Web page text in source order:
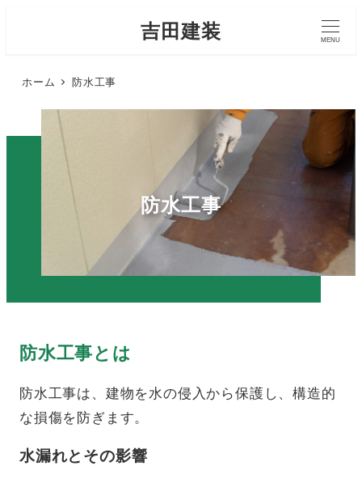
吉田建装 MENU
ホーム 防水工事
防水工事
防水工事とは
防水工事は、建物を水の侵入から保護し、構造的
な損傷を防ぎます。
水漏れとその影響